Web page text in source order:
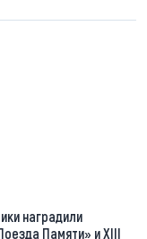
наградили
Памяти» и XIII